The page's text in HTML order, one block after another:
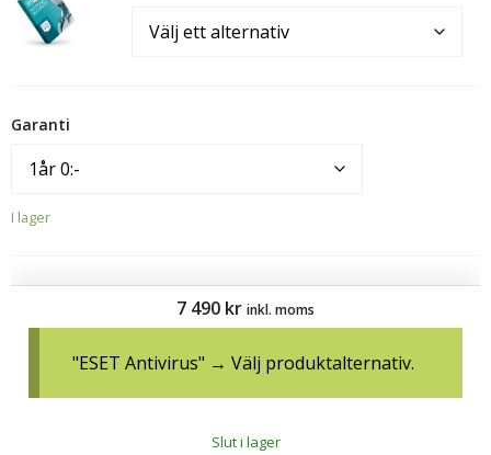
Garanti
I lager
7 490 kr inkl. moms
"ESET Antivirus" → Välj produktalternativ.
Slut i lager